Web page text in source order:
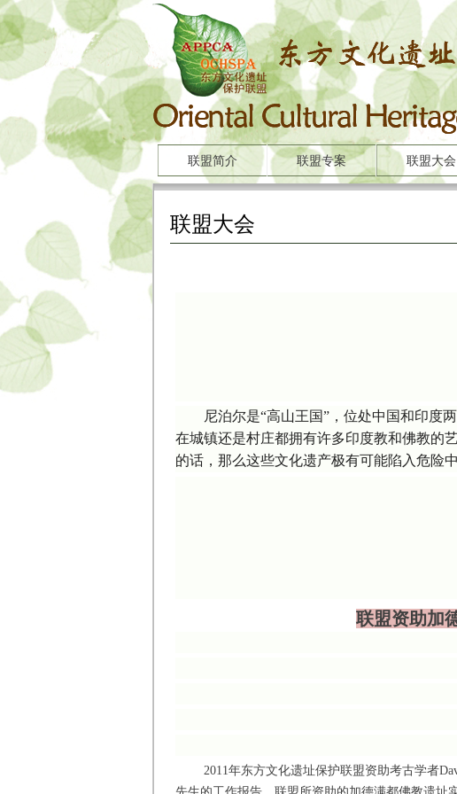
联盟简介 联盟专案 联盟大会
联盟大会
尼泊尔是“高山王国”，位处中国和印度
在城镇还是村庄都拥有许多印度教和佛教的
的话，那么这些文化遗产极有可能陷入危险中
联盟资助加
2011年东方文化遗址保护联盟资助考古学者